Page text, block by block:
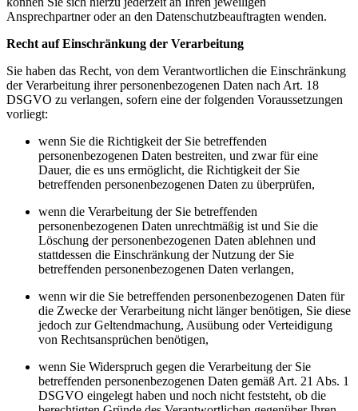
Ansprechpartner oder an den Datenschutzbeauftragten wenden.
Recht auf Einschränkung der Verarbeitung
Sie haben das Recht, von dem Verantwortlichen die Einschränkung
der Verarbeitung ihrer personenbezogenen Daten nach Art. 18
DSGVO zu verlangen, sofern eine der folgenden Voraussetzungen
vorliegt:
wenn Sie die Richtigkeit der Sie betreffenden
personenbezogenen Daten bestreiten, und zwar für eine
Dauer, die es uns ermöglicht, die Richtigkeit der Sie
betreffenden personenbezogenen Daten zu überprüfen,
wenn die Verarbeitung der Sie betreffenden
personenbezogenen Daten unrechtmäßig ist und Sie die
Löschung der personenbezogenen Daten ablehnen und
stattdessen die Einschränkung der Nutzung der Sie
betreffenden personenbezogenen Daten verlangen,
wenn wir die Sie betreffenden personenbezogenen Daten für
die Zwecke der Verarbeitung nicht länger benötigen, Sie diese
jedoch zur Geltendmachung, Ausübung oder Verteidigung
von Rechtsansprüchen benötigen,
wenn Sie Widerspruch gegen die Verarbeitung der Sie
betreffenden personenbezogenen Daten gemäß Art. 21 Abs. 1
DSGVO eingelegt haben und noch nicht feststeht, ob die